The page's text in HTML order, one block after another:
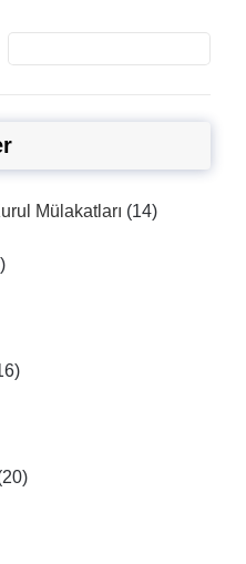
Mülakatları (14)